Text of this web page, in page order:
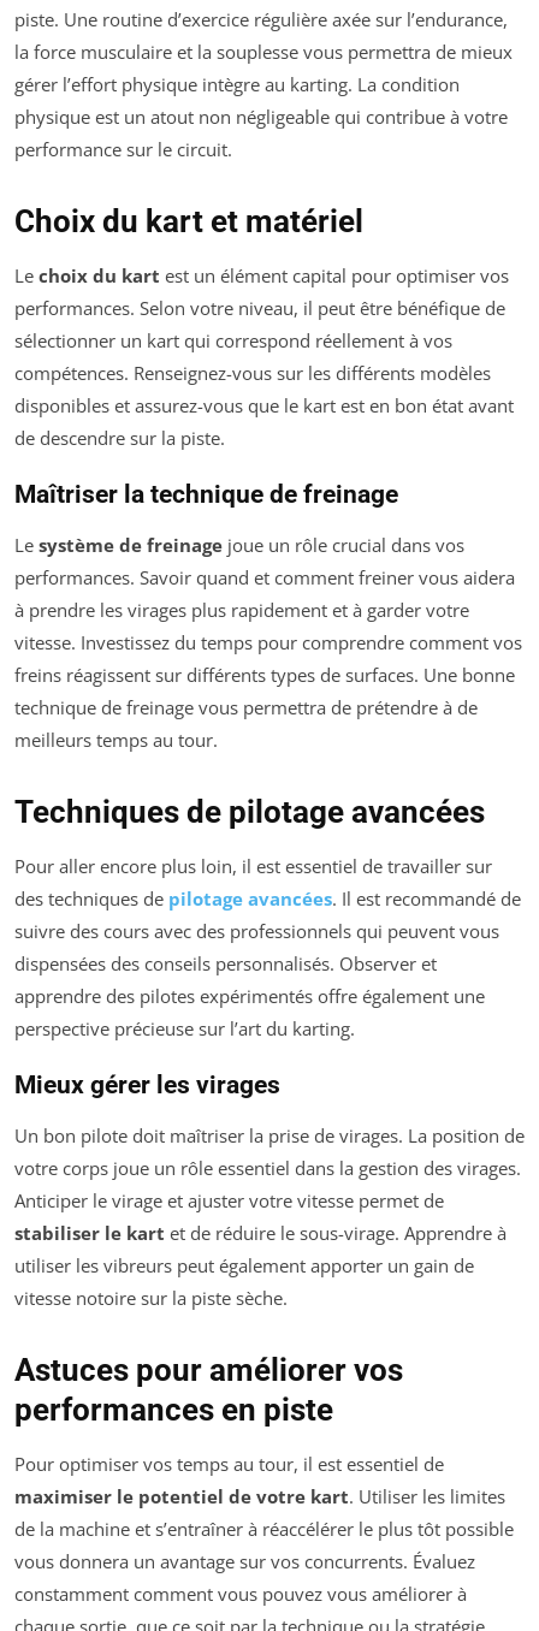
piste. Une routine d’exercice régulière axée sur l’endurance,
la force musculaire et la souplesse vous permettra de mieux
gérer l’effort physique intègre au karting. La condition
physique est un atout non négligeable qui contribue à votre
performance sur le circuit.
Choix du kart et matériel
Le choix du kart est un élément capital pour optimiser vos
performances. Selon votre niveau, il peut être bénéfique de
sélectionner un kart qui correspond réellement à vos
compétences. Renseignez-vous sur les différents modèles
disponibles et assurez-vous que le kart est en bon état avant
de descendre sur la piste.
Maîtriser la technique de freinage
Le système de freinage joue un rôle crucial dans vos
performances. Savoir quand et comment freiner vous aidera
à prendre les virages plus rapidement et à garder votre
vitesse. Investissez du temps pour comprendre comment vos
freins réagissent sur différents types de surfaces. Une bonne
technique de freinage vous permettra de prétendre à de
meilleurs temps au tour.
Techniques de pilotage avancées
Pour aller encore plus loin, il est essentiel de travailler sur
des techniques de pilotage avancées. Il est recommandé de
suivre des cours avec des professionnels qui peuvent vous
dispensées des conseils personnalisés. Observer et
apprendre des pilotes expérimentés offre également une
perspective précieuse sur l’art du karting.
Mieux gérer les virages
Un bon pilote doit maîtriser la prise de virages. La position de
votre corps joue un rôle essentiel dans la gestion des virages.
Anticiper le virage et ajuster votre vitesse permet de
stabiliser le kart et de réduire le sous-virage. Apprendre à
utiliser les vibreurs peut également apporter un gain de
vitesse notoire sur la piste sèche.
Astuces pour améliorer vos
performances en piste
Pour optimiser vos temps au tour, il est essentiel de
maximiser le potentiel de votre kart. Utiliser les limites
de la machine et s’entraîner à réaccélérer le plus tôt possible
vous donnera un avantage sur vos concurrents. Évaluez
constamment comment vous pouvez vous améliorer à
chaque sortie, que ce soit par la technique ou la stratégie.